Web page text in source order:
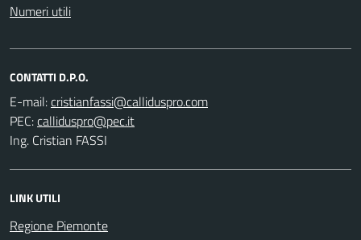
Numeri utili
CONTATTI D.P.O.
E-mail:
PEC:
Ing. Cristian FASSI
LINK UTILI
Regione Piemonte